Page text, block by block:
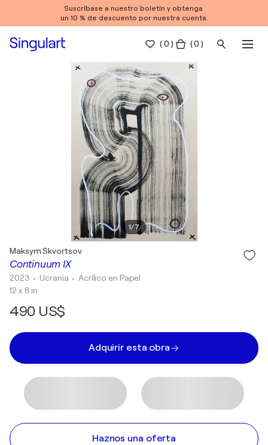
Suscríbase a nuestro boletín y obtenga
un 10 % de descuento por nuestra cuenta.
(0 ) ( 0 )
1/7
Continuum IX
Maksym Skvortsov
2023 • Ucrania • Acrílico en Papel
12 x 8 in
490 US$
Adquirir esta obra
Haznos una oferta